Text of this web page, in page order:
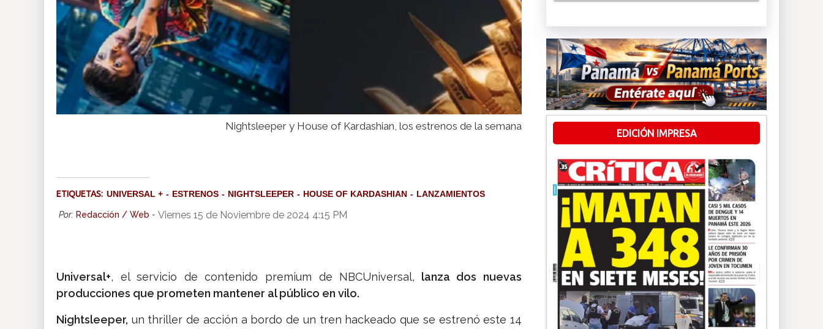
Nightsleeper y House of Kardashian, los estrenos de la semana
ETIQUETAS: UNIVERSAL + ESTRENOS NIGHTSLEEPER HOUSE OF KARDASHIAN LANZAMIENTOS
Por: Redacción / Web - Viernes 15 de Noviembre de 2024 4:15 PM
Universal+, el servicio de contenido premium de NBCUniversal, lanza dos nuevas
producciones que prometen mantener al público en vilo.
Nightsleeper, un thriller de acción a bordo de un tren hackeado que se estrenó este 14
EDICIÓN IMPRESA